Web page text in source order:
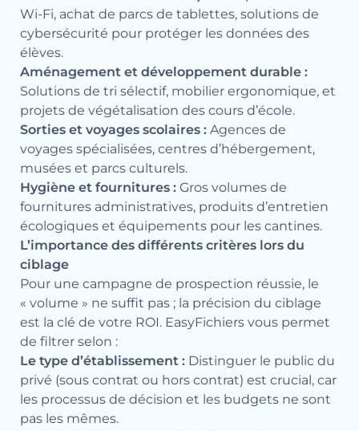
Wi-Fi, achat de parcs de tablettes, solutions de
cybersécurité pour protéger les données des
élèves.
Aménagement et développement durable :
Solutions de tri sélectif, mobilier ergonomique, et
projets de végétalisation des cours d’école.
Sorties et voyages scolaires : Agences de
voyages spécialisées, centres d’hébergement,
musées et parcs culturels.
Hygiène et fournitures : Gros volumes de
fournitures administratives, produits d’entretien
écologiques et équipements pour les cantines.
L’importance des différents critères lors du
ciblage
Pour une campagne de prospection réussie, le
« volume » ne suffit pas ; la précision du ciblage
est la clé de votre ROI. EasyFichiers vous permet
de filtrer selon :
Le type d’établissement : Distinguer le public du
privé (sous contrat ou hors contrat) est crucial, car
les processus de décision et les budgets ne sont
pas les mêmes.